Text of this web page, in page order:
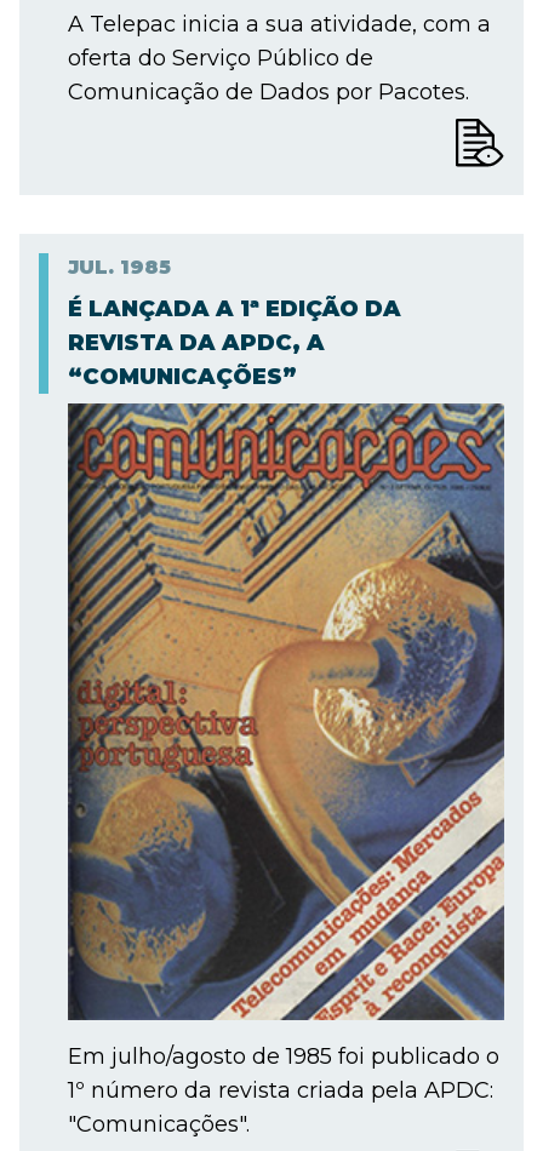
A Telepac inicia a sua atividade, com a
oferta do Serviço Público de
Comunicação de Dados por Pacotes.
JUL. 1985
É LANÇADA A 1ª EDIÇÃO DA
REVISTA DA APDC, A
“COMUNICAÇÕES”
Em julho/agosto de 1985 foi publicado o
1º número da revista criada pela APDC:
"Comunicações".